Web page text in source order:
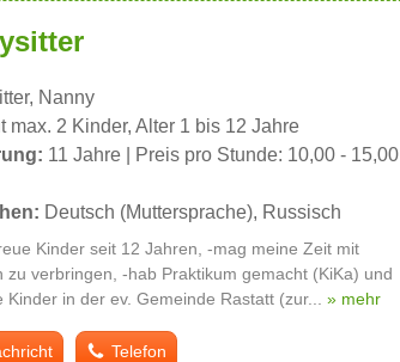
Nanny
max. 2 Kinder, Alter 1 bis 12 Jahre
11 Jahre | Preis pro Stunde: 10,00 - 15,00
Deutsch (Muttersprache), Russisch
Kinder seit 12 Jahren, -mag meine Zeit mit
zu verbringen, -hab Praktikum gemacht (KiKa) und
Kinder in der ev. Gemeinde Rastatt (zur... » mehr
Telefon